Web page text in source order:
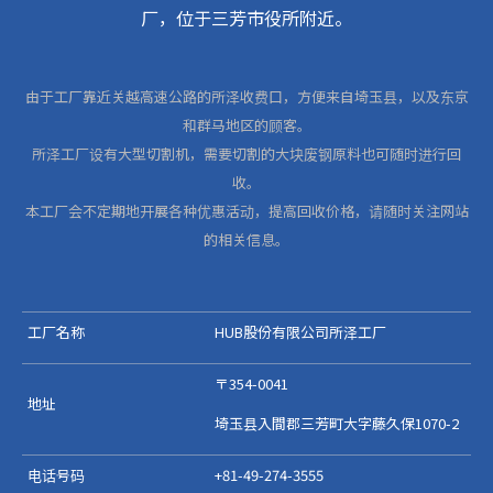
厂，位于三芳市役所附近。
由于工厂靠近关越高速公路的所泽收费口，方便来自埼玉县，以及东京
和群马地区的顾客。
所泽工厂设有大型切割机，需要切割的大块废钢原料也可随时进行回
收。
本工厂会不定期地开展各种优惠活动，提高回收价格，请随时关注网站
的相关信息。
工厂名称 HUB股份有限公司所泽工厂
地址
〒354-0041
埼玉县入間郡三芳町大字藤久保1070-2
电话号码 +81-49-274-3555